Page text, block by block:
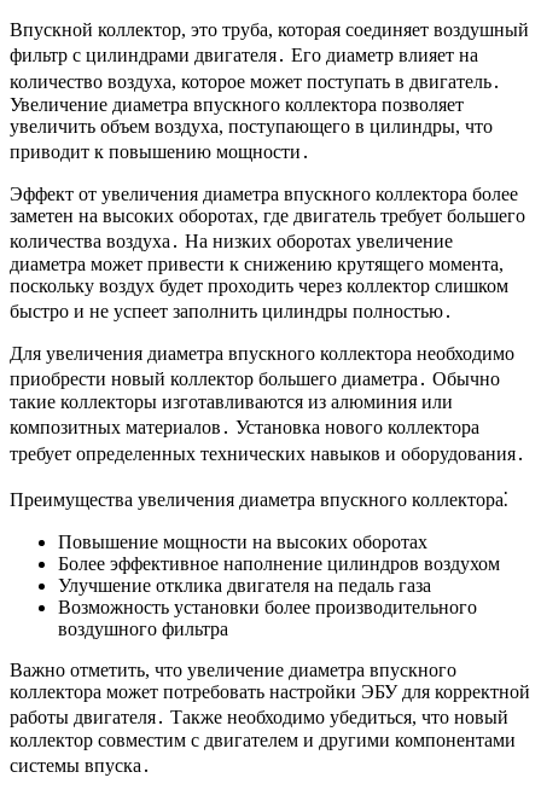
Впускной коллектор, это труба, которая соединяет воздушный
фильтр с цилиндрами двигателя․ Его диаметр влияет на
количество воздуха, которое может поступать в двигатель․
Увеличение диаметра впускного коллектора позволяет
увеличить объем воздуха, поступающего в цилиндры, что
приводит к повышению мощности․
Эффект от увеличения диаметра впускного коллектора более
заметен на высоких оборотах, где двигатель требует большего
количества воздуха․ На низких оборотах увеличение
диаметра может привести к снижению крутящего момента,
поскольку воздух будет проходить через коллектор слишком
быстро и не успеет заполнить цилиндры полностью․
Для увеличения диаметра впускного коллектора необходимо
приобрести новый коллектор большего диаметра․ Обычно
такие коллекторы изготавливаются из алюминия или
композитных материалов․ Установка нового коллектора
требует определенных технических навыков и оборудования․
Преимущества увеличения диаметра впускного коллектора⁚
Повышение мощности на высоких оборотах
Более эффективное наполнение цилиндров воздухом
Улучшение отклика двигателя на педаль газа
Возможность установки более производительного
воздушного фильтра
Важно отметить, что увеличение диаметра впускного
коллектора может потребовать настройки ЭБУ для корректной
работы двигателя․ Также необходимо убедиться, что новый
коллектор совместим с двигателем и другими компонентами
системы впуска․